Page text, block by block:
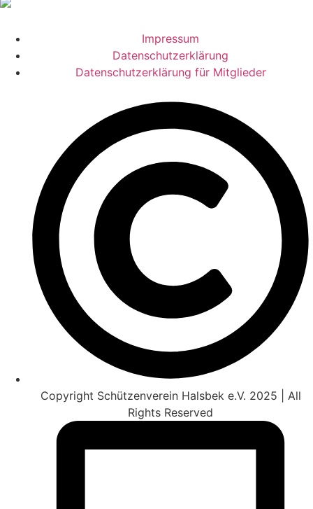
Impressum
Datenschutzerklärung
Datenschutzerklärung für Mitglieder
Copyright Schützenverein Halsbek e.V. 2025 | All
Rights Reserved